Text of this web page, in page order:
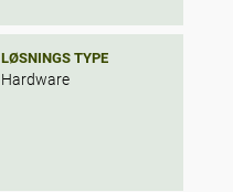
LØSNINGS TYPE
Hardware